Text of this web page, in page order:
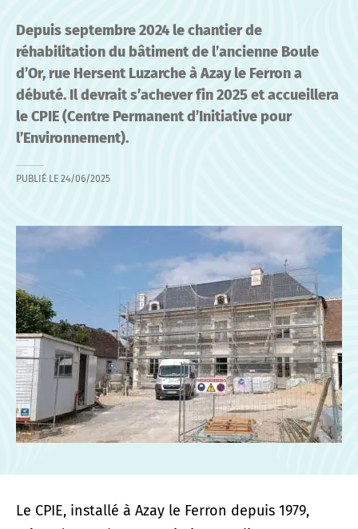
Depuis septembre 2024 le chantier de
réhabilitation du bâtiment de l’ancienne Boule
d’Or, rue Hersent Luzarche à Azay le Ferron a
débuté. Il devrait s’achever fin 2025 et accueillera
le CPIE (Centre Permanent d’Initiative pour
l’Environnement).
PUBLIÉ LE 24/06/2025
Le CPIE, installé à Azay le Ferron depuis 1979,